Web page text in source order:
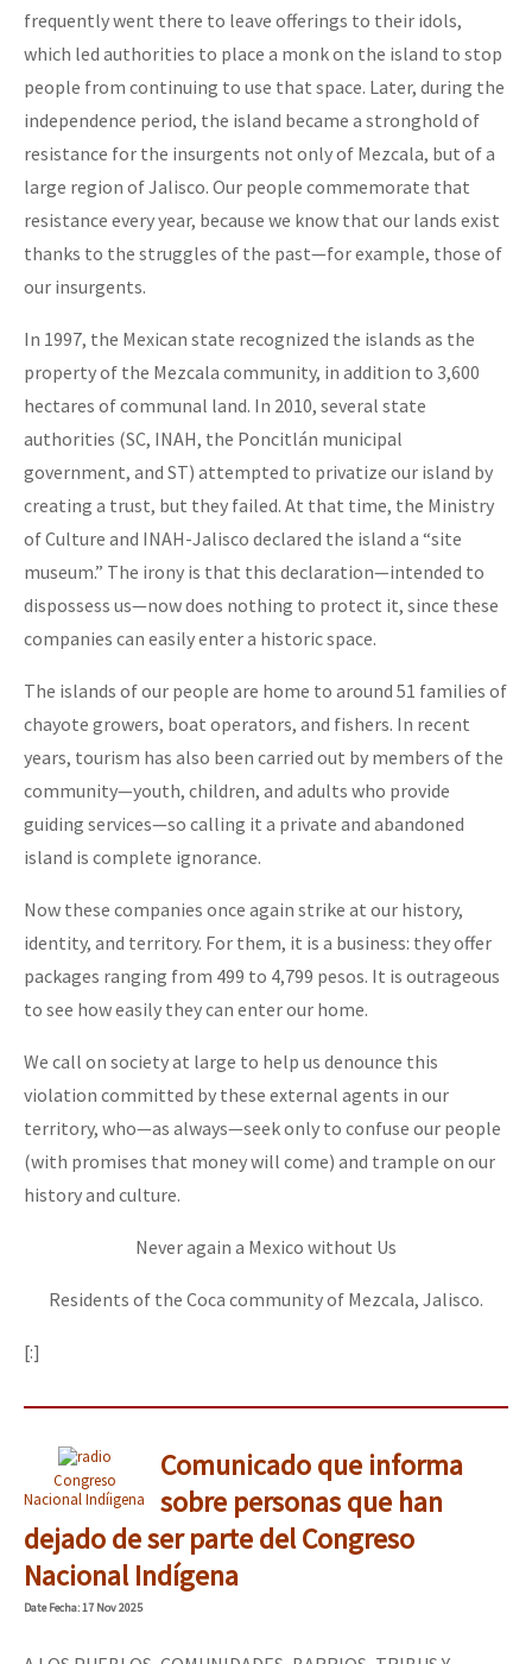
frequently went there to leave offerings to their idols,
which led authorities to place a monk on the island to stop
people from continuing to use that space. Later, during the
independence period, the island became a stronghold of
resistance for the insurgents not only of Mezcala, but of a
large region of Jalisco. Our people commemorate that
resistance every year, because we know that our lands exist
thanks to the struggles of the past—for example, those of
our insurgents.
In 1997, the Mexican state recognized the islands as the
property of the Mezcala community, in addition to 3,600
hectares of communal land. In 2010, several state
authorities (SC, INAH, the Poncitlán municipal
government, and ST) attempted to privatize our island by
creating a trust, but they failed. At that time, the Ministry
of Culture and INAH-Jalisco declared the island a “site
museum.” The irony is that this declaration—intended to
dispossess us—now does nothing to protect it, since these
companies can easily enter a historic space.
The islands of our people are home to around 51 families of
chayote growers, boat operators, and fishers. In recent
years, tourism has also been carried out by members of the
community—youth, children, and adults who provide
guiding services—so calling it a private and abandoned
island is complete ignorance.
Now these companies once again strike at our history,
identity, and territory. For them, it is a business: they offer
packages ranging from 499 to 4,799 pesos. It is outrageous
to see how easily they can enter our home.
We call on society at large to help us denounce this
violation committed by these external agents in our
territory, who—as always—seek only to confuse our people
(with promises that money will come) and trample on our
history and culture.
Never again a Mexico without Us
Residents of the Coca community of Mezcala, Jalisco.
[:]
Congreso
Nacional Indíigena
Comunicado que informa
sobre personas que han
dejado de ser parte del Congreso
Nacional Indígena
DateFecha: 17 Nov 2025